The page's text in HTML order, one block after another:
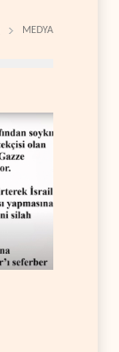
MEDYA